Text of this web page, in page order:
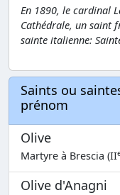
En 1890, le cardinal
Cathédrale, un saint
sainte italienne:
Saints ou
prénom
Olive
Martyre à Brescia (II
Olive d'Anagni